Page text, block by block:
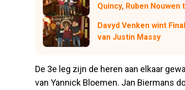
Quincy, Ruben Nouwen
Davyd Venken wint
van Justin Massy
De 3e leg zijn de heren aan elkaar
van Yannick Bloemen. Jan Biermans